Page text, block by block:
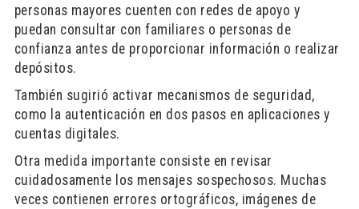
personas mayores cuenten con redes de apoyo y
puedan consultar con familiares o personas de
confianza antes de proporcionar información o realizar
depósitos.
También sugirió activar mecanismos de seguridad,
como la autenticación en dos pasos en aplicaciones y
cuentas digitales.
Otra medida importante consiste en revisar
cuidadosamente los mensajes sospechosos. Muchas
veces contienen errores ortográficos, imágenes de